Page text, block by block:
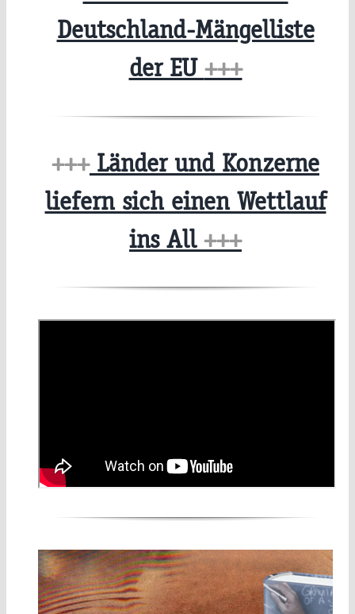
Deutschland-Mängelliste
der EU +++
+++Länder und Konzerne
liefern sich einen Wettlauf
ins All +++